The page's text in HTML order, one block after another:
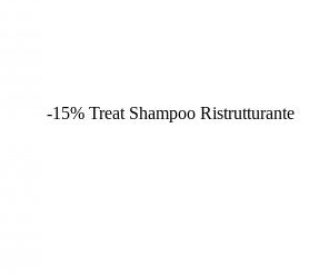
-15% Treat Shampoo Ristrutturante